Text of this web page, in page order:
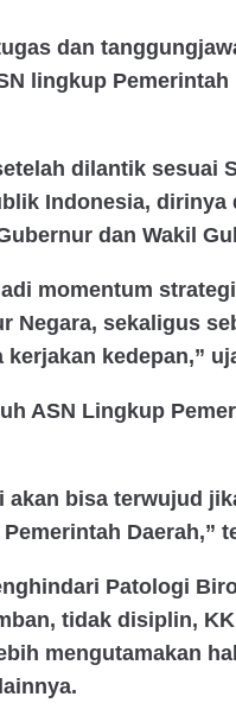
dan
lingkup
dilantik sesuai
Indonesia,
dan Wakil
momentum
Negara, sekaligus
kedepan,”
ASN Lingkup
akan bisa terwujud
Daerah,”
Patologi
tidak disiplin,
mengutamakan